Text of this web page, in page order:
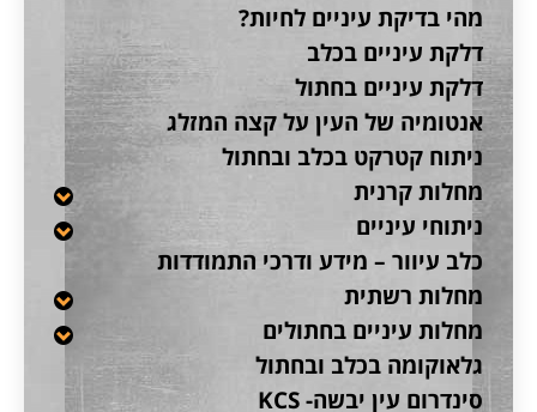
מהי בדיקת עיניים לחיות?
דלקת עיניים בכלב
דלקת עיניים בחתול
אנטומיה של העין על קצה המזלג
ניתוח קטרקט בכלב ובחתול
מחלות קרנית
ניתוחי עיניים
כלב עיוור – מידע ודרכי התמודדות
מחלות רשתית
מחלות עיניים בחתולים
גלאוקומה בכלב ובחתול
סינדרום עין יבשה- KCS